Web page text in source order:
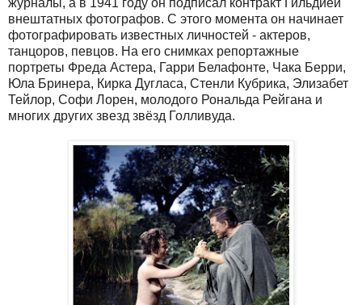
журналы, а в 1941 году он подписал контракт Гильдией
внештатных фотографов. С этого момента он начинает
фотографировать известных личностей - актеров,
танцоров, певцов. На его снимках репортажные
портреты Фреда Астера, Гарри Белафонте, Чака Берри,
Юла Бринера, Кирка Дугласа, Стенли Кубрика, Элизабет
Тейлор, Софи Лорен, молодого Рональда Рейгана и
многих других звезд звёзд Голливуда.